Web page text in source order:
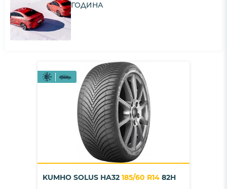
ГОДИНА
KUMHO SOLUS HA32 185/60 R14 82H